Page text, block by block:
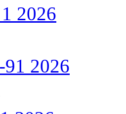
2026
91 2026